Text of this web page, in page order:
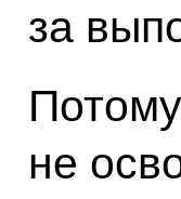
за
не